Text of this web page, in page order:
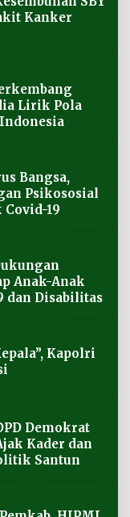
Kanker
Lirik Pola
Bangsa,
Psikososial
19
Anak-Anak
dan Disabilitas
Kapolri
Demokrat
Kader dan
Santun